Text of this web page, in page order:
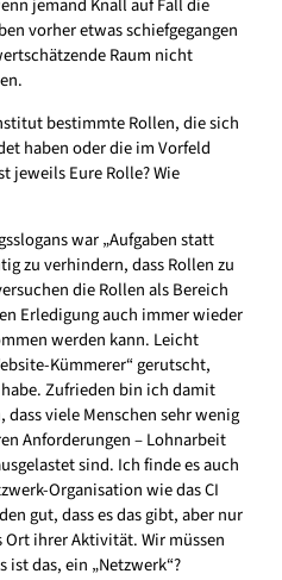
jemand Knall auf Fall die
vorher etwas schiefgegangen
Raum nicht
bestimmte Rollen, die sich
haben oder die im Vorfeld
jeweils Eure Rolle? Wie
war „Aufgaben statt
zu verhindern, dass Rollen zu
die Rollen als Bereich
Erledigung auch immer wieder
werden kann. Leicht
Kümmerer“ gerutscht,
Zufrieden bin ich damit
viele Menschen sehr wenig
Anforderungen – Lohnarbeit
sind. Ich finde es auch
Organisation wie das CI
gut, dass es das gibt, aber nur
Ort ihrer Aktivität. Wir müssen
ist das, ein „Netzwerk“?